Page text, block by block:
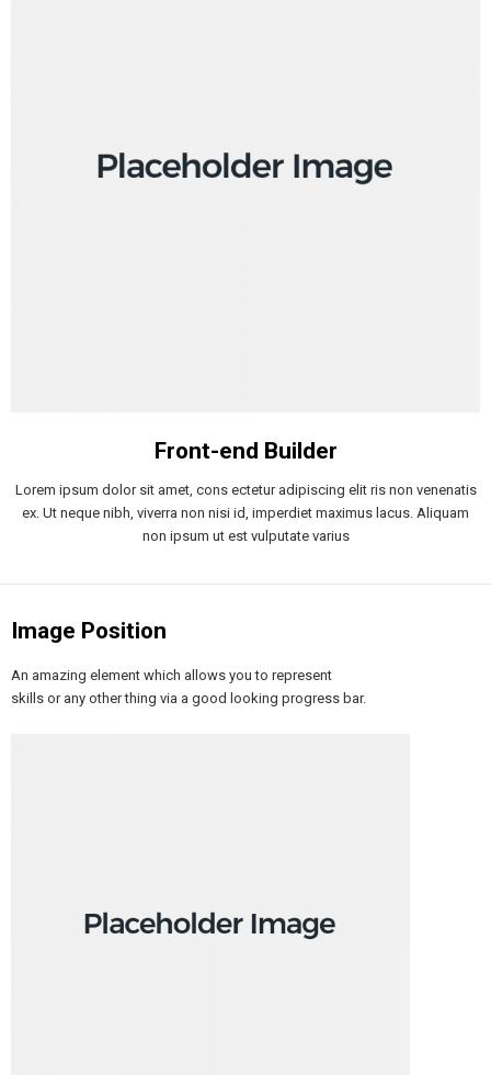
Front-end Builder
Lorem ipsum dolor sit amet, cons ectetur adipiscing elit ris non venenatis
ex. Ut neque nibh, viverra non nisi id, imperdiet maximus lacus. Aliquam
non ipsum ut est vulputate varius
Image Position
An amazing element which allows you to represent
skills or any other thing via a good looking progress bar.